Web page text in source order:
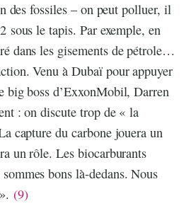
des fossiles – on peut polluer, il
sous le tapis. Par exemple, en
dans les gisements de pétrole…
Venu à Dubaï pour appuyer
big boss d’ExxonMobil, Darren
: on discute trop de « la
capture du carbone jouera un
un rôle. Les biocarburants
bons là-dedans. Nous
(9)